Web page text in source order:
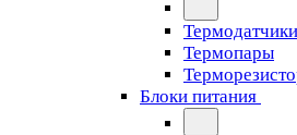
Термодатчики
Термопары
Блоки питания